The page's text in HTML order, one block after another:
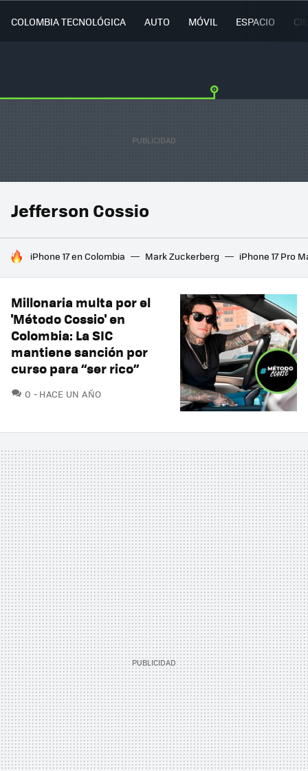
COLOMBIA TECNOLÓGICA AUTO MÓVIL ESPACIO
Jefferson Cossio
HOY SE HABLA DE
iPhone 17 en Colombia Mark Zuckerberg iPhone 17 Pro
Millonaria multa por el
'Método Cossio' en
Colombia: La SIC
mantiene sanción por
curso para “ser rico”
0 COMENTARIOS
HACE UN AÑO